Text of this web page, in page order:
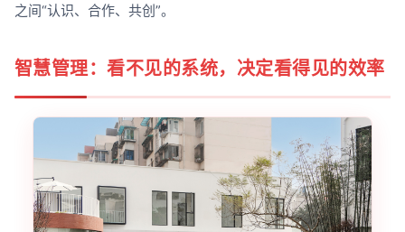
之间“认识、合作、共创”。
智慧管理：看不见的系统，决定看得见的效率